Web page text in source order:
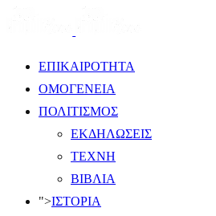
ΕΠΙΚΑΙΡΟΤΗΤΑ
ΟΜΟΓΕΝΕΙΑ
ΠΟΛΙΤΙΣΜΟΣ
ΕΚΔΗΛΩΣΕΙΣ
ΤΕΧΝΗ
ΒΙΒΛΙΑ
">ΙΣΤΟΡΙΑ